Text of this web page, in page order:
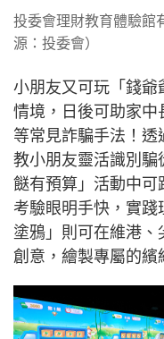
投委會理財教育體驗館
源：投委會）
小朋友又可玩「錢
情境，日後可助家中
等常見詐騙手法！透
教小朋友靈活識別騙
餸有預算」活動中可
考驗眼明手快，實
塗鴉」則可在維港
創意，繪製專屬的繽